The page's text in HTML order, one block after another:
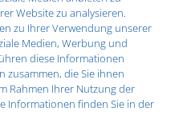
Website zu analysieren.
zu Ihrer Verwendung unserer
Medien, Werbung und
diese Informationen
zusammen, die Sie ihnen
Rahmen Ihrer Nutzung der
Informationen finden Sie in der